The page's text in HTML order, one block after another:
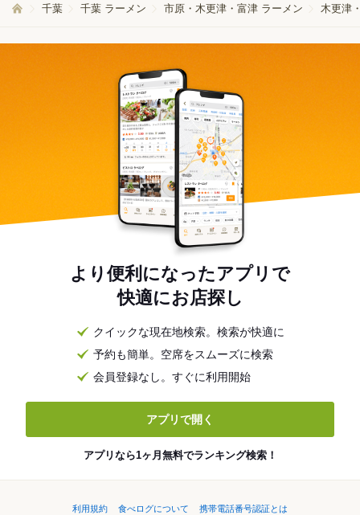
千葉 千葉 ラーメン 市原・木更津・富津 ラーメン 木更津
より便利になったアプリで
快適にお店探し
クイックな現在地検索。検索が快適に
予約も簡単。空席をスムーズに検索
会員登録なし。すぐに利用開始
アプリで開く
アプリなら1ヶ月無料でランキング検索！
利用規約 食べログについて
携帯電話番号認証とは